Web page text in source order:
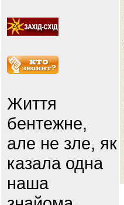
Життя
бентежне,
але не зле, як
казала одна
наша